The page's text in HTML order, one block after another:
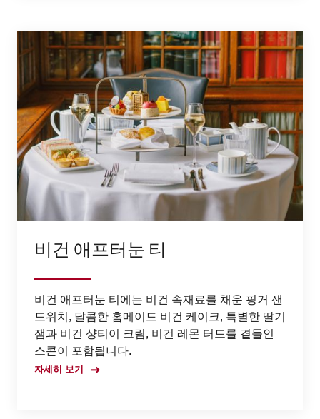
비건 애프터눈 티
비건 애프터눈 티에는 비건 속재료를 채운 핑거 샌
드위치, 달콤한 홈메이드 비건 케이크, 특별한 딸기
잼과 비건 샹티이 크림, 비건 레몬 터드를 곁들인
스콘이 포함됩니다.
자세히 보기